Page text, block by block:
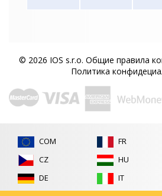
© 2026 IOS s.r.o. Общие правила
Политика
COM
CZ
DE
FR
HU
IT